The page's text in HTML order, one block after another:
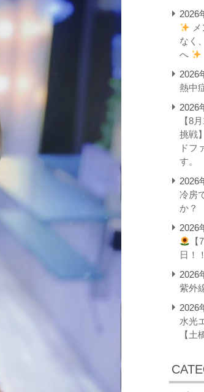
2026
なく
へ
2026
熱中
2026
【8
挑戦
ドフ
す。
2026
冷房
か？
2026
日！！
2026
紫外
2026
水光
【土